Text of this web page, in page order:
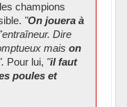
champions
"On jouera à
Dire
mais on
Pour lui, "il faut
poules et